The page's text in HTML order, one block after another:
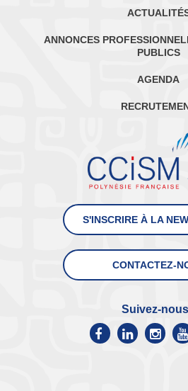
ANNONCES
PUBLICS
AGENDA
S'INSCRIRE À LA
CONTACTEZ-
Suivez-